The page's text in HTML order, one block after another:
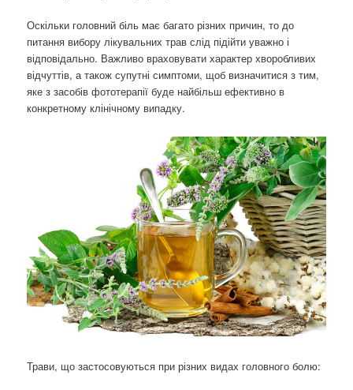
Оскільки головний біль має багато різних причин, то до
питання вибору лікувальних трав слід підійти уважно і
відповідально. Важливо враховувати характер хворобливих
відчуттів, а також супутні симптоми, щоб визначитися з тим,
яке з засобів фототерапії буде найбільш ефективно в
конкретному клінічному випадку.
Трави, що застосовуються при різних видах головного болю: